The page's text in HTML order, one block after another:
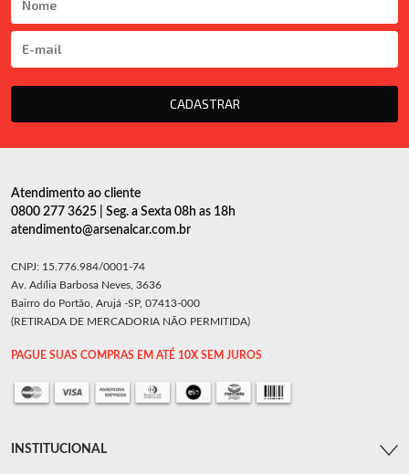
CADASTRAR
Atendimento ao cliente
0800 277 3625 | Seg. a Sexta 08h as 18h
atendimento@arsenalcar.com.br
CNPJ: 15.776.984/0001-74
Av. Adília Barbosa Neves, 3636
Bairro do Portão, Arujá -SP, 07413-000
(RETIRADA DE MERCADORIA NÃO PERMITIDA)
PAGUE SUAS COMPRAS EM ATÉ 10X SEM JUROS
INSTITUCIONAL